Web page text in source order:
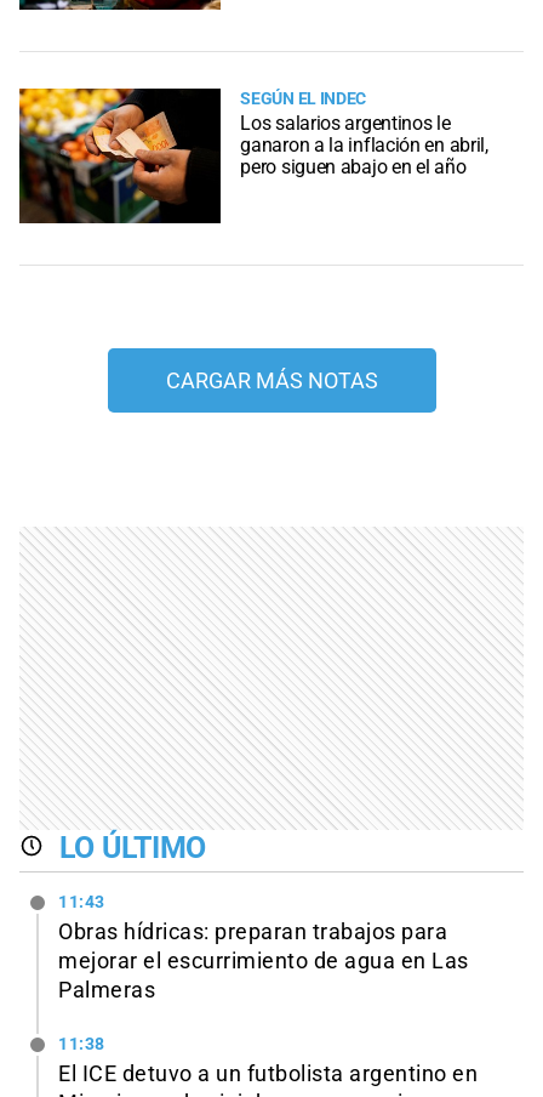
SEGÚN EL INDEC
Los salarios argentinos le
ganaron a la inflación en abril,
pero siguen abajo en el año
CARGAR MÁS NOTAS
LO ÚLTIMO
11:43
Obras hídricas: preparan trabajos para
mejorar el escurrimiento de agua en Las
Palmeras
11:38
El ICE detuvo a un futbolista argentino en